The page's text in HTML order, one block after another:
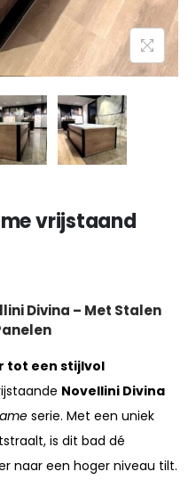
vrijstaand
Divina – Met Stalen
tot een stijlvol
Novellini Divina
serie. Met een uniek
is dit bad dé
naar een hoger niveau tilt.